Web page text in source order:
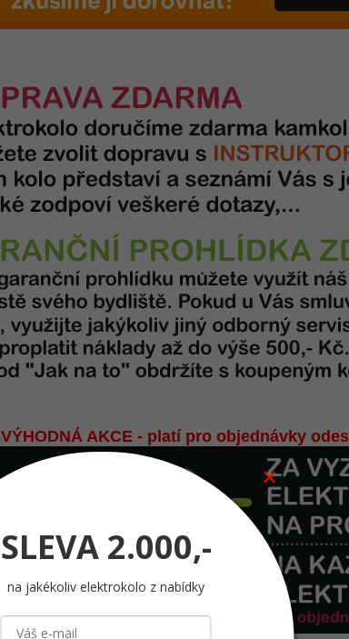
VÝHODNÁ AKCE - platí pro objednávky
SLEVA 2.000,-
na jakékoliv elektrokolo z nabídky